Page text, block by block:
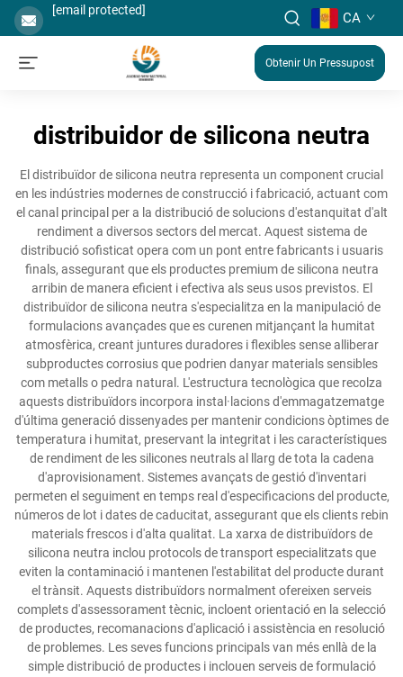
[email protected] CA
Obtenir Un Pressupost
distribuidor de silicona neutra
El distribuïdor de silicona neutra representa un component crucial
en les indústries modernes de construcció i fabricació, actuant com
el canal principal per a la distribució de solucions d'estanquitat d'alt
rendiment a diversos sectors del mercat. Aquest sistema de
distribució sofisticat opera com un pont entre fabricants i usuaris
finals, assegurant que els productes premium de silicona neutra
arribin de manera eficient i efectiva als seus usos previstos. El
distribuïdor de silicona neutra s'especialitza en la manipulació de
formulacions avançades que es curenen mitjançant la humitat
atmosfèrica, creant juntures duradores i flexibles sense alliberar
subproductes corrosius que podrien danyar materials sensibles
com metalls o pedra natural. L'estructura tecnològica que recolza
aquests distribuïdors incorpora instal·lacions d'emmagatzematge
d'última generació dissenyades per mantenir condicions òptimes de
temperatura i humitat, preservant la integritat i les característiques
de rendiment de les silicones neutrals al llarg de tota la cadena
d'aprovisionament. Sistemes avançats de gestió d'inventari
permeten el seguiment en temps real d'especificacions del producte,
números de lot i dates de caducitat, assegurant que els clients rebin
materials frescos i d'alta qualitat. La xarxa de distribuïdors de
silicona neutra inclou protocols de transport especialitzats que
eviten la contaminació i mantenen l'estabilitat del producte durant
el trànsit. Aquests distribuïdors normalment ofereixen serveis
complets d'assessorament tècnic, incloent orientació en la selecció
de productes, recomanacions d'aplicació i assistència en resolució
de problemes. Les seves funcions principals van més enllà de la
simple distribució de productes i inclouen serveis de formulació